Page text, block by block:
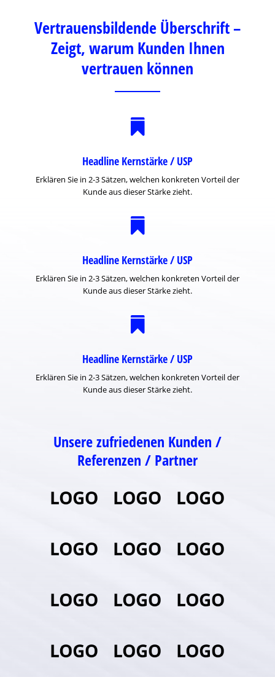
Vertrauensbildende Überschrift –
Zeigt, warum Kunden Ihnen
vertrauen können

Headline Kernstärke / USP
Erklären Sie in 2-3 Sätzen, welchen konkreten Vorteil der
Kunde aus dieser Stärke zieht.

Headline Kernstärke / USP
Erklären Sie in 2-3 Sätzen, welchen konkreten Vorteil der
Kunde aus dieser Stärke zieht.

Headline Kernstärke / USP
Erklären Sie in 2-3 Sätzen, welchen konkreten Vorteil der
Kunde aus dieser Stärke zieht.
Unsere zufriedenen Kunden /
Referenzen / Partner